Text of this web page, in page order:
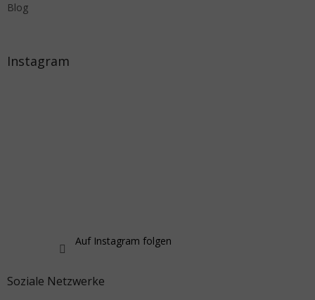
Blog
Instagram
Auf Instagram folgen
Soziale Netzwerke